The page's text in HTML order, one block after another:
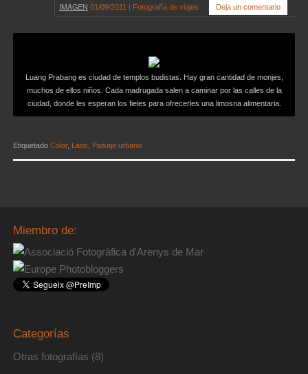
IMAGEN 01/09/2011 Fotografía de viajes Deja un comentario
Luang Prabang es ciudad de templos budistas. Hay gran cantidad de monjes,
muchos de ellos niños. Cada madrugada salen a caminar por las calles de la
ciudad, donde les esperan los fieles para ofrecerles una limosna alimentaria.
Etiquetado Color, Laos Paisaje urbano
Miembro de:
Categorías
Otras fotografías (8)